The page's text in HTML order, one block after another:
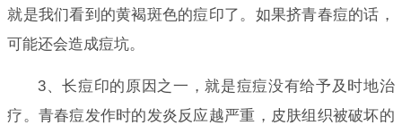
就是我们看到的黄褐斑色的痘印了。如果挤青春痘的话，
可能还会造成痘坑。
3、长痘印的原因之一，就是痘痘没有给予及时地治
疗。青春痘发作时的发炎反应越严重，皮肤组织被破坏的